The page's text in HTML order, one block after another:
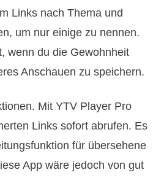
Links nach Thema und
um nur einige zu nennen.
wenn du die Gewohnheit
Anschauen zu speichern.
Mit YTV Player Pro
Links sofort abrufen. Es
für übersehene
App wäre jedoch von gut